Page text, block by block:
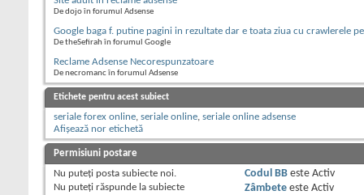
De dojo în forumul Adsense
Google baga f. putine pagini in rezultate dar e toata ziua cu crawlerele
De theSefirah în forumul Google
Reclame Adsense Necorespunzatoare
De necromanc în forumul Adsense
Etichete pentru acest subiect
seriale forex online, seriale online, seriale online adsense
Afișează nor etichetă
Permisiuni postare
Nu puteţi posta subiecte noi.
Nu puteţi răspunde la subiecte
Codul BBeste Activ
Zâmbeteeste Activ